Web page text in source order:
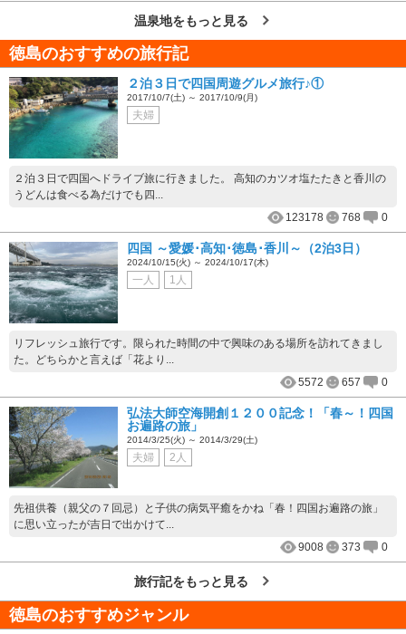
温泉地をもっと見る
徳島のおすすめの旅行記
２泊３日で四国周遊グルメ旅行♪①
2017/10/7(土) ～ 2017/10/9(月)
夫婦
２泊３日で四国へドライブ旅に行きました。 高知のカツオ塩たたきと香川の
うどんは食べる為だけでも四...
123178
768 0
四国 ～愛媛･高知･徳島･香川～（2泊3日）
2024/10/15(火) ～ 2024/10/17(木)
一人 1人
リフレッシュ旅行です。限られた時間の中で興味のある場所を訪れてきまし
た。どちらかと言えば「花より...
5572
657 0
弘法大師空海開創１２００記念！「春～！四国
お遍路の旅」
2014/3/25(火) ～ 2014/3/29(土)
夫婦 2人
先祖供養（親父の７回忌）と子供の病気平癒をかね「春！四国お遍路の旅」
に思い立ったが吉日で出かけて...
9008
373 0
旅行記をもっと見る
徳島のおすすめジャンル